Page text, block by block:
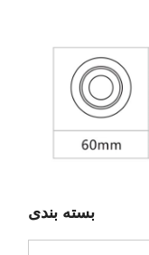
بسته بندی